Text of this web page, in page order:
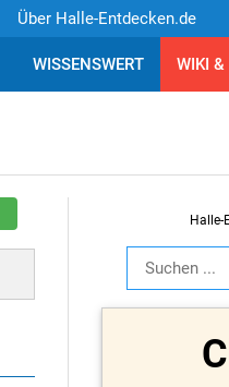
Über Halle-Entdecken.de
WISSENSWERT WIKI &
Halle-